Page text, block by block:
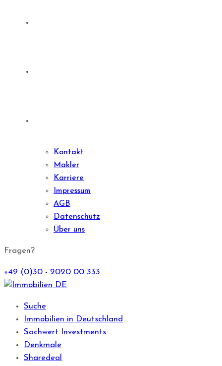
Kontakt
Makler
Karriere
Impressum
AGB
Datenschutz
Über uns
Fragen?
+49 (0)30 - 2020 00 333
Suche
Immobilien in Deutschland
Sachwert Investments
Denkmale
Sharedeal